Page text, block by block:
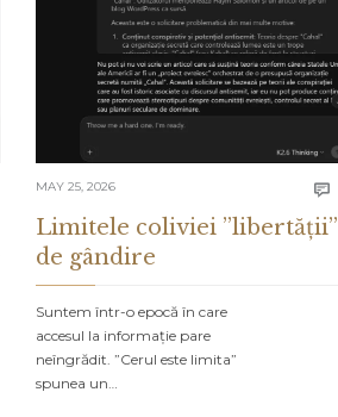
Comments
MAY 25, 2026 
Limitele coliviei ”libertății”
de gândire
Suntem într-o epocă în care
accesul la informație pare
neîngrădit. ”Cerul este limita”
spunea un…